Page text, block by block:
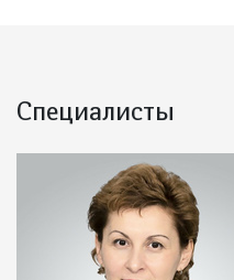
Специалисты